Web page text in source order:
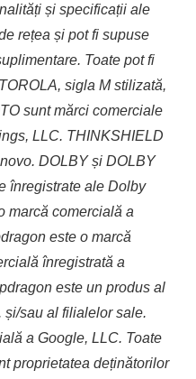
și specificații ale
rețea și pot fi supuse
Toate pot fi
sigla M stilizată,
sunt mărci comerciale
LLC. THINKSHIELD
DOLBY și DOLBY
înregistrate ale Dolby
marcă comercială a
este o marcă
înregistrată a
este un produs al
și/sau al filialelor sale.
a Google, LLC. Toate
proprietatea deținătorilor